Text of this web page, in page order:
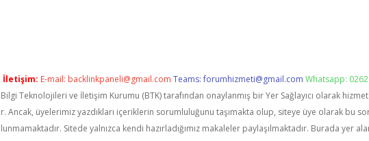
İletişim: E-mail: backlinkpaneli@gmail.com Teams:forumhizmeti@gmail.com Whatsapp:
Bilgi Teknolojileri ve İletişim Kurumu (BTK) tarafından onaylanmış bir Yer Sağlayıcı olarak
Ancak, üyelerimiz yazdıkları içeriklerin sorumluluğunu taşımakta olup, siteye üye olarak bu
Sitede yalnızca kendi hazırladığımız makaleler paylaşılmaktadır. Burada